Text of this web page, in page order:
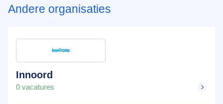
Andere organisaties
Innoord
0 vacatures